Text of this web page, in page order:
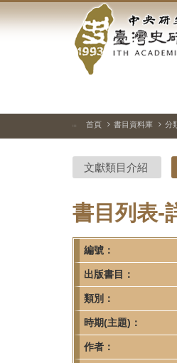
到
中
央
研
院-
臺
灣
史
研
究
所-
首
頁
::: 首頁 書目資料庫 分
文獻類目介紹
書目列表-
編號：
出版書目：
類別：
時期(主題)：
作者：